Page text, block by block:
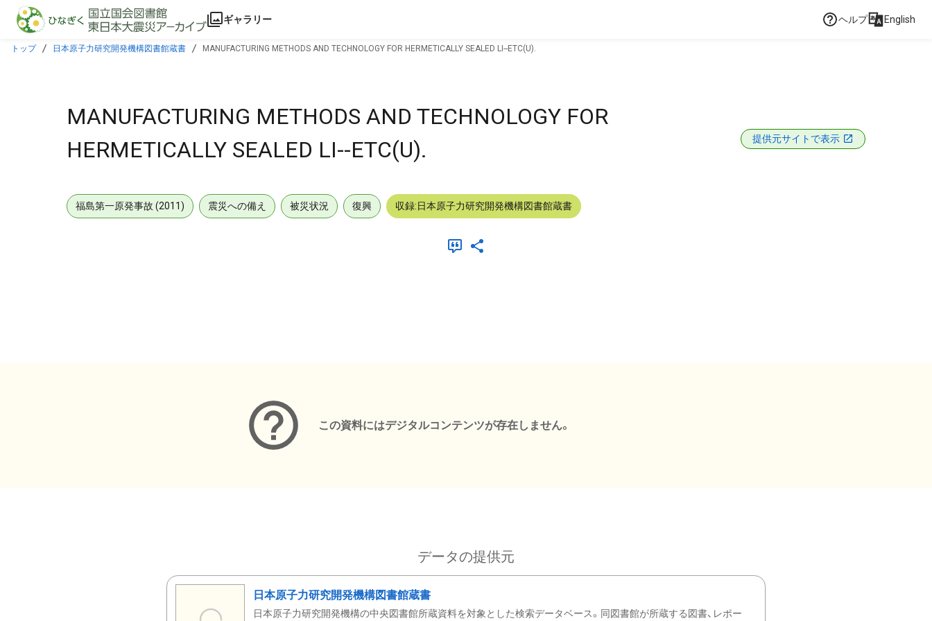
本文に飛ぶ
ギャラリー ヘルプ English
トップ 日本原子力研究開発機構図書館蔵書 MANUFACTURING METHODS AND TECHNOLOGY FOR HERMETICALLY SEALED LI--ETC(U).
MANUFACTURING METHODS AND TECHNOLOGY FOR
HERMETICALLY SEALED LI--ETC(U).
提供元サイトで表示
福島第一原発事故 (2011) 震災への備え 被災状況 復興 収録:日本原子力研究開発機構図書館蔵書
この資料にはデジタルコンテンツが存在しません。
データの提供元
日本原子力研究開発機構図書館蔵書
日本原子力研究開発機構の中央図書館所蔵資料を対象とした検索データベース。同図書館が所蔵する図書、レポー